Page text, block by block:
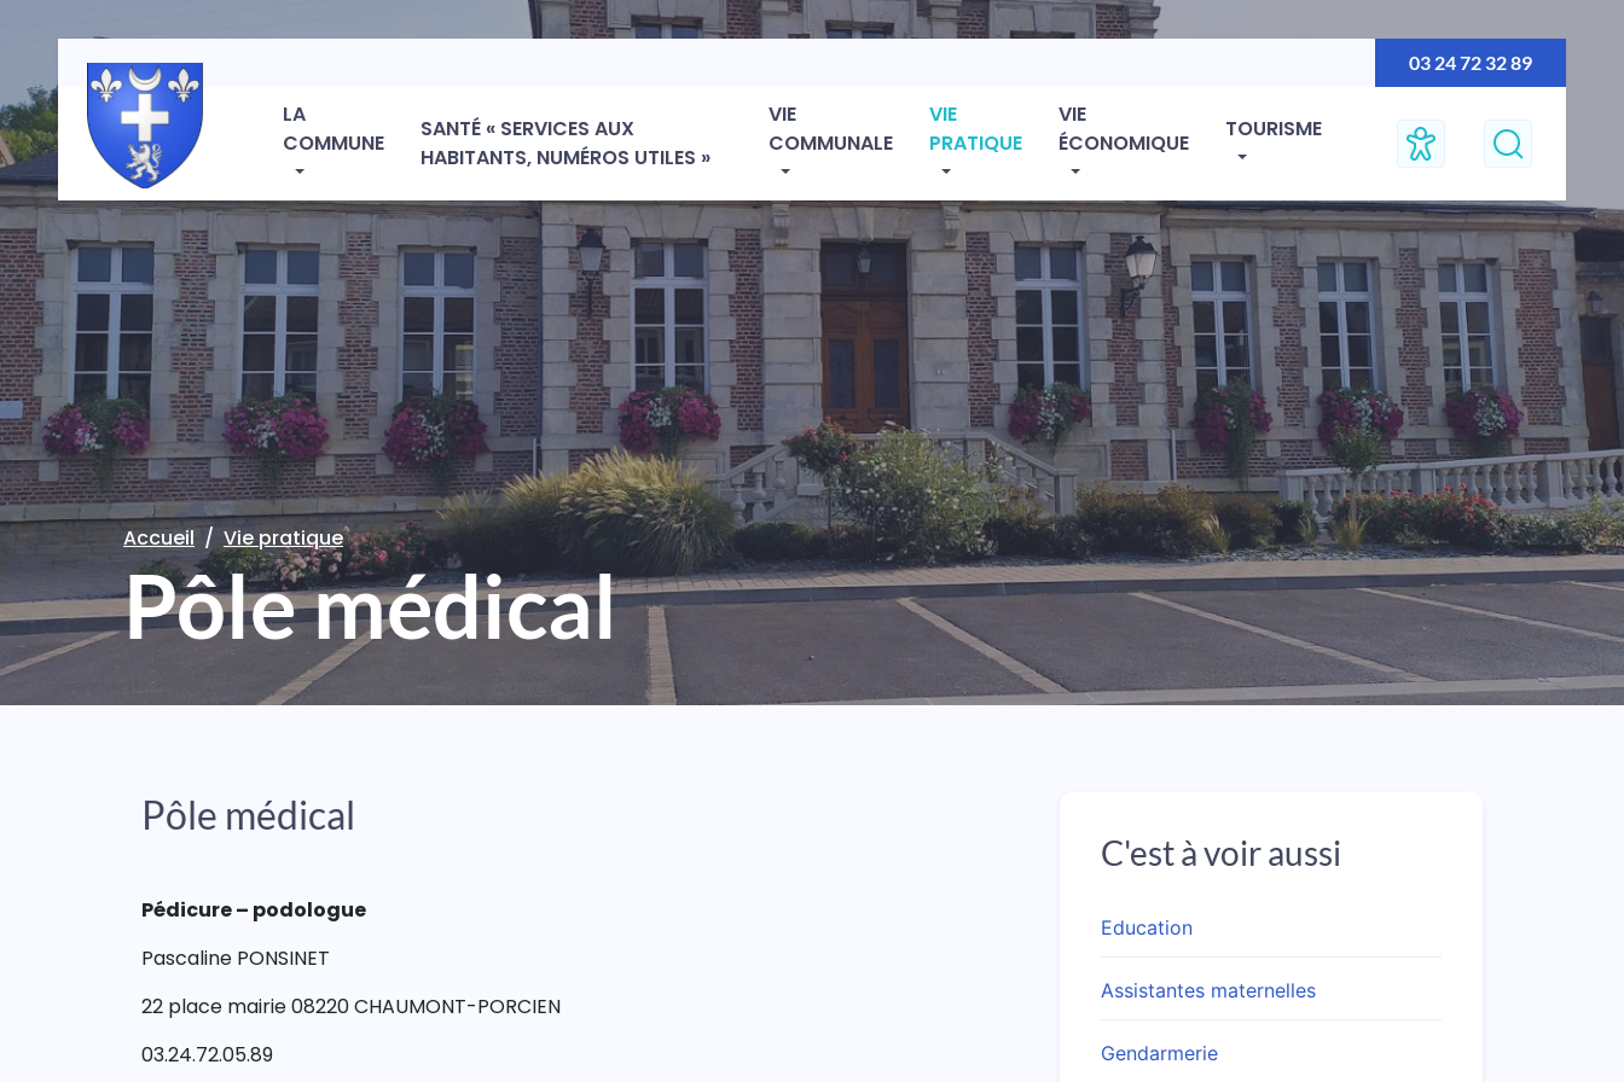
03 24 72 32 89
LA
COMMUNE
SANTÉ « SERVICES AUX
HABITANTS, NUMÉROS UTILES »
VIE
COMMUNALE
VIE
PRATIQUE
VIE
ÉCONOMIQUE
TOURISME
Accueil Vie pratique
Pôle médical
Pôle médical
Pédicure – podologue
Pascaline PONSINET
22 place mairie 08220 CHAUMONT-PORCIEN
03.24.72.05.89
C'est à voir aussi
Education
Assistantes maternelles
Gendarmerie